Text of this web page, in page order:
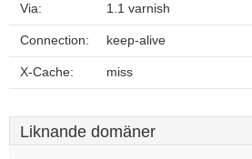
Via: 1.1 varnish
Connection: keep-alive
X-Cache: miss
Liknande domäner